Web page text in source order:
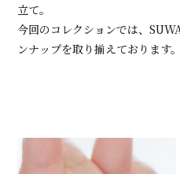
立て。
今回のコレクションでは、
ンナップを取り揃えております。